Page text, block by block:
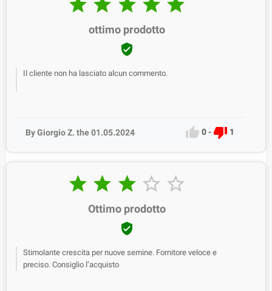
    
ottimo prodotto

Il cliente non ha lasciato alcun commento.
By Giorgio Z. the 01.05.2024  0-  1
    
Ottimo prodotto

Stimolante crescita per nuove semine. Fornitore veloce e
preciso. Consiglio l’acquisto